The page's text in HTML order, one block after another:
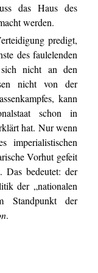
das Haus des
werden.
predigt,
des faulelenden
sich nicht an den
nicht von der
kann
schon in
hat. Nur wenn
imperialistischen
Vorhut gefeit
Das bedeutet: der
der „nationalen
Standpunkt der
.